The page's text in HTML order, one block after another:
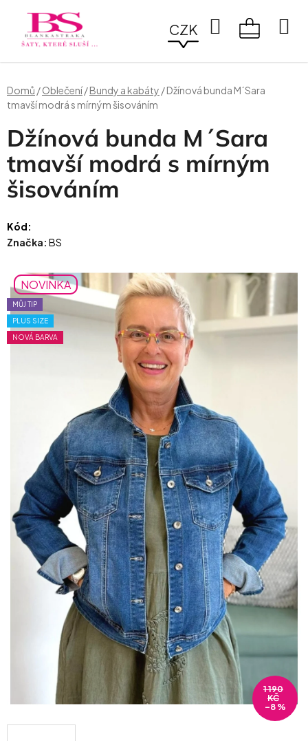
obsah
CZK
Hledat
Domů /Oblečení/Bundy a kabáty /Džínová bunda M´Sara
tmavší modrá s mírným šisováním
Džínová bunda M´Sara
tmavší modrá s mírným
šisováním
Kód:
Značka: BS
NOVINKA
MŮJ TIP
PLUS SIZE
NOVÁ BARVA
1 190
KČ
–8 %